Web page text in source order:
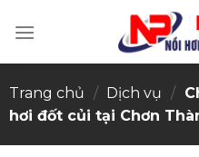
Trang chủ / Dịch vụ /
hơi đốt củi tại Chơn